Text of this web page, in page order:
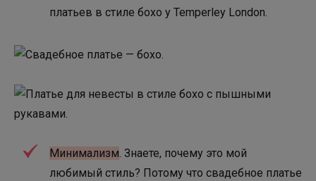
платьев в стиле бохо у Temperley London.
Минимализм . Знаете, почему это мой
любимый стиль? Потому что свадебное платье